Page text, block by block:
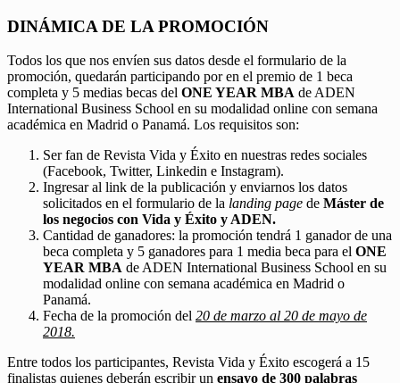
DINÁMICA DE LA PROMOCIÓN
Todos los que nos envíen sus datos desde el formulario de la
promoción, quedarán participando por en el premio de 1 beca
completa y 5 medias becas del ONE YEAR MBA de ADEN
International Business School en su modalidad online con semana
académica en Madrid o Panamá. Los requisitos son:
Ser fan de Revista Vida y Éxito en nuestras redes sociales
(Facebook, Twitter, Linkedin e Instagram).
Ingresar al link de la publicación y enviarnos los datos
solicitados en el formulario de la landing page de Máster de
los negocios con Vida y Éxito y ADEN.
Cantidad de ganadores: la promoción tendrá 1 ganador de una
beca completa y 5 ganadores para 1 media beca para el ONE
YEAR MBA de ADEN International Business School en su
modalidad online con semana académica en Madrid o
Panamá.
Fecha de la promoción del 20 de marzo al 20 de mayo de
2018.
Entre todos los participantes, Revista Vida y Éxito escogerá a 15
finalistas quienes deberán escribir un ensayo de 300 palabras